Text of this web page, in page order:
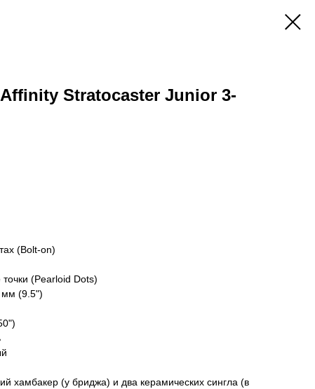
Stratocaster Junior 3-
(Bolt-on)
(Pearloid Dots)
мм (9.5")
хамбакер (у бриджа) и два керамических сингла (в